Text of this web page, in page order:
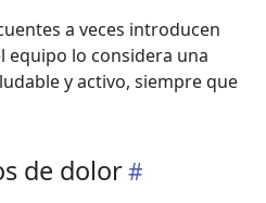
a veces introducen
equipo lo considera una
y activo, siempre que
de dolor